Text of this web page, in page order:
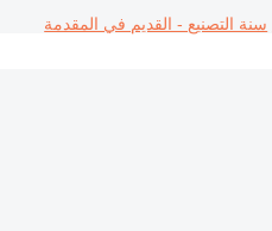
سنة التصنيع - القديم في المقدمة